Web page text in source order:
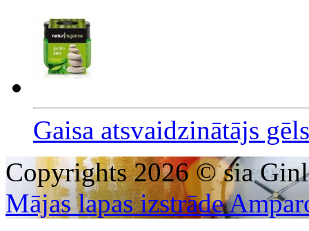
Gaisa atsvaidzinātājs
Copyrights 2026 © sia
Mājas lapas izstrāde